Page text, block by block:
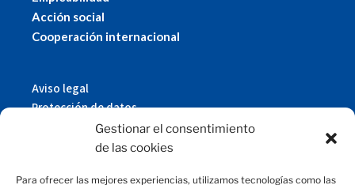
Gestionar el consentimiento
de las cookies
Para ofrecer las mejores experiencias, utilizamos tecnologías como las
Acción social
Cooperación internacional
Aviso legal
Protección de datos
Política de cookies
© 2019 Fundación Magtel.